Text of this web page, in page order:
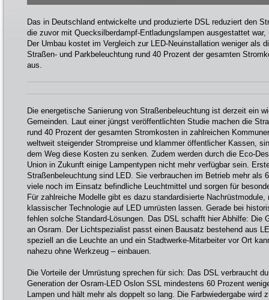
Das in Deutschland entwickelte und produzierte DSL reduziert den
die zuvor mit Quecksilberdampf-Entladungslampen ausgestattet
Der Umbau kostet im Vergleich zur LED-Neuinstallation weniger als
Straßen- und Parkbeleuchtung rund 40 Prozent der gesamten
aus.
Die energetische Sanierung von Straßenbeleuchtung ist derzeit ein
Gemeinden. Laut einer jüngst veröffentlichten Studie machen die
rund 40 Prozent der gesamten Stromkosten in zahlreichen
weltweit steigender Strompreise und klammer öffentlicher Kassen,
dem Weg diese Kosten zu senken. Zudem werden durch die Eco-
Union in Zukunft einige Lampentypen nicht mehr verfügbar sein.
Straßenbeleuchtung sind LED. Sie verbrauchen im Betrieb mehr als
viele noch im Einsatz befindliche Leuchtmittel und sorgen für
Für zahlreiche Modelle gibt es dazu standardisierte
klassischer Technologie auf LED umrüsten lassen. Gerade bei
fehlen solche Standard-Lösungen. Das DSL schafft hier Abhilfe: Die
an Osram. Der Lichtspezialist passt einen Bausatz bestehend aus
speziell an die Leuchte an und ein Stadtwerke-Mitarbeiter vor Ort
nahezu ohne Werkzeug – einbauen.
Die Vorteile der Umrüstung sprechen für sich: Das DSL verbraucht
Generation der Osram-LED Oslon SSL mindestens 60 Prozent
Lampen und hält mehr als doppelt so lang. Die Farbwiedergabe wird